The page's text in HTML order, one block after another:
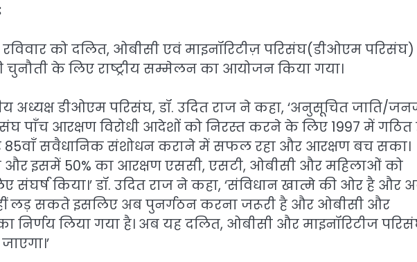
को दलित, ओबीसी एवं माइनॉरिटीज़ परिसंघ(डीओएम
के लिए राष्ट्रीय सम्मेलन का आयोजन किया गया।
अध्यक्ष डीओएम परिसंघ, डॉ. उदित राज ने कहा, ‘अनुसूचित जाति/
पाँच आरक्षण विरोधी आदेशों को निरस्त करने के लिए 1997 में
85वाँ सवैधानिक संशोधन कराने में सफल रहा और आरक्षण बच सका।
इसमें 50% का आरक्षण एससी, एसटी, ओबीसी और महिलाओं को
संघर्ष किया।’ डॉ. उदित राज ने कहा, ‘संविधान खात्मे की ओर है और
लड़ सकते इसलिए अब पुनर्गठन करना जरूरी है और ओबीसी और
लिया गया है। अब यह दलित, ओबीसी और माइनॉरिटीज